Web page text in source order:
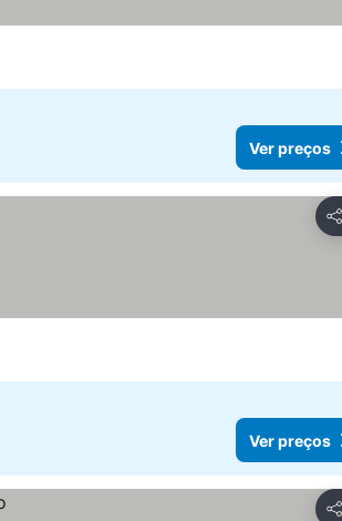
Ver preços
Ver preços